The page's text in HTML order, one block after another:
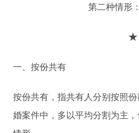
第二种情形
★
一、按份共有
按份共有，指共有人分别按照
婚案件中，多以平均分割为主